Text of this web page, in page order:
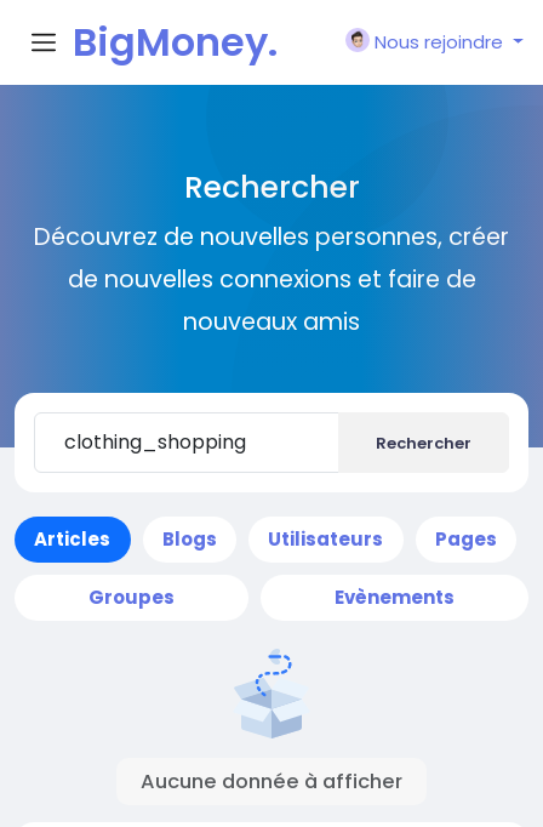
BigMoney.
Nous rejoindre
Rechercher
Découvrez de nouvelles personnes, créer
de nouvelles connexions et faire de
nouveaux amis
Rechercher
Articles Blogs Utilisateurs Pages
Groupes Evènements
Aucune donnée à afficher